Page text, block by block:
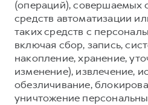
(операций), совершаемых
средств автоматизации
таких средств с
включая сбор, запись,
накопление, хранение,
изменение), извлечение,
обезличивание,
уничтожение